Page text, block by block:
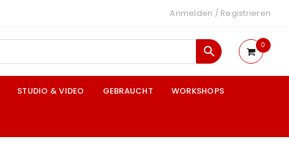
Anmelden / Registrieren
0
STUDIO & VIDEO GEBRAUCHT WORKSHOPS